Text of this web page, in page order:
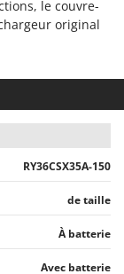
le couvre-
original
RY36CSX35A-150
de taille
À batterie
Avec batterie